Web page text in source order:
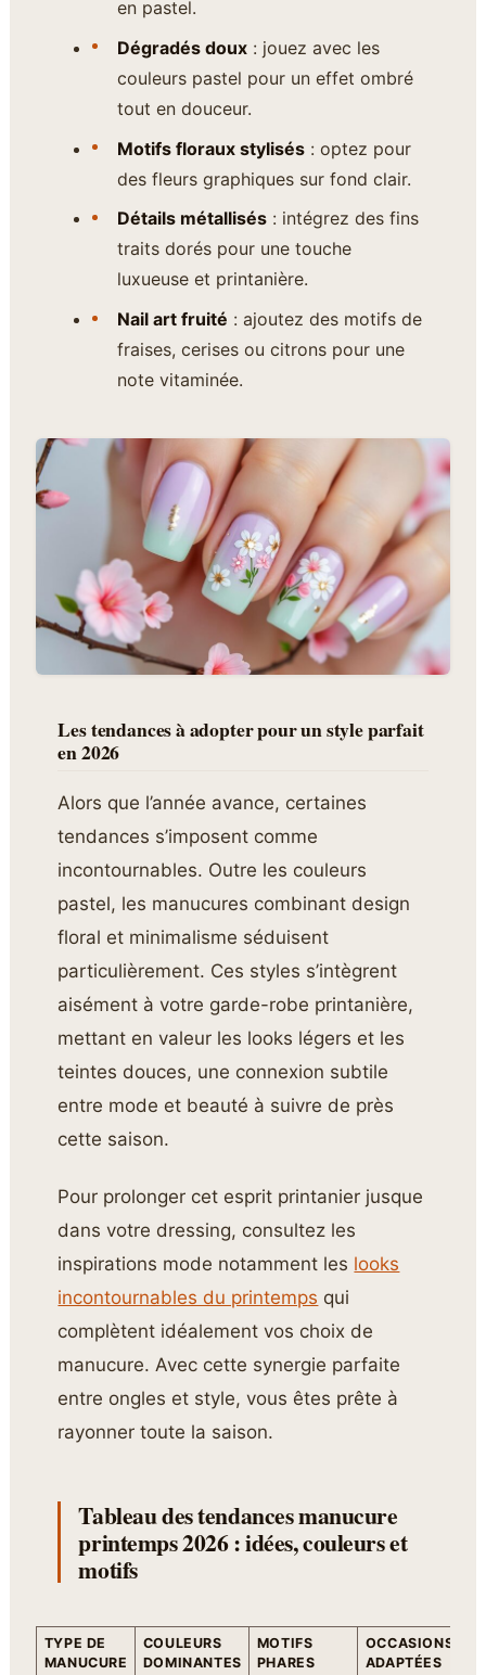
en pastel.
Dégradés doux: jouez avec les
couleurs pastel pour un effet ombré
tout en douceur.
Motifs floraux stylisés: optez pour
des fleurs graphiques sur fond clair.
Détails métallisés: intégrez des fins
traits dorés pour une touche
luxueuse et printanière.
Nail art fruité : ajoutez des motifs de
fraises, cerises ou citrons pour une
note vitaminée.
Les tendances à adopter pour un style parfait
en 2026
Alors que l’année avance, certaines
tendances s’imposent comme
incontournables. Outre les couleurs
pastel, les manucures combinant design
floral et minimalisme séduisent
particulièrement. Ces styles s’intègrent
aisément à votre garde-robe printanière,
mettant en valeur les looks légers et les
teintes douces, une connexion subtile
entre mode et beauté à suivre de près
cette saison.
Pour prolonger cet esprit printanier jusque
dans votre dressing, consultez les
inspirations mode notamment les looks
incontournables du printemps qui
complètent idéalement vos choix de
manucure. Avec cette synergie parfaite
entre ongles et style, vous êtes prête à
rayonner toute la saison.
Tableau des tendances manucure
printemps 2026 : idées, couleurs et
motifs
TYPE DE
MANUCURE
COULEURS
DOMINANTES
MOTIFS
PHARES
OCCASIONS
ADAPTÉES